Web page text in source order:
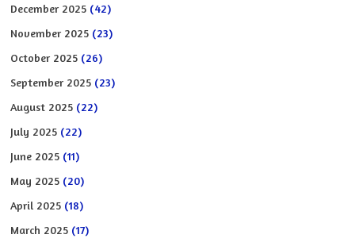
December 2025 (42)
November 2025 (23)
October 2025 (26)
September 2025 (23)
August 2025 (22)
July 2025 (22)
June 2025 (11)
May 2025 (20)
April 2025 (18)
March 2025 (17)